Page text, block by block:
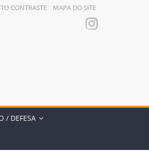
CONTRASTE MAPA DO SITE
/ DEFESA